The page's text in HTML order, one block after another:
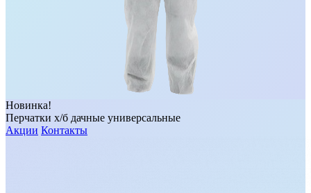
Новинка!
Перчатки х/б дачные универсальные
Акции Контакты